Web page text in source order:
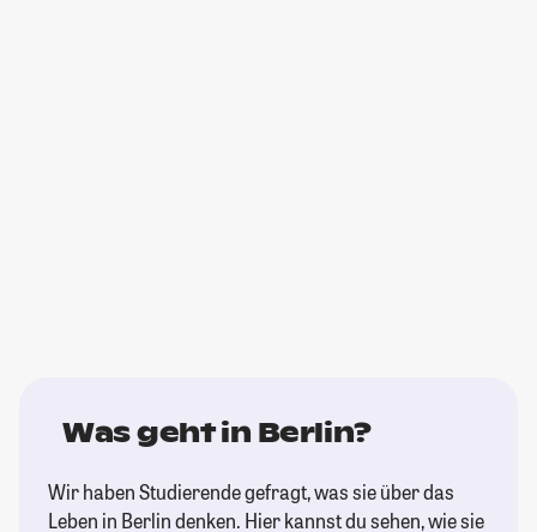
Was geht in Berlin?
Wir haben Studierende gefragt, was sie über das
Leben in Berlin denken. Hier kannst du sehen, wie sie